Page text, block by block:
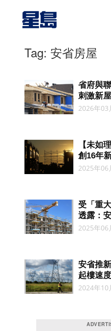
Tag: 安省房屋
省府與
刺激新
2026年03
【未如
創16年
2025年06
受「重
透露：
2025年06
安省推
起樓速度
2024年10